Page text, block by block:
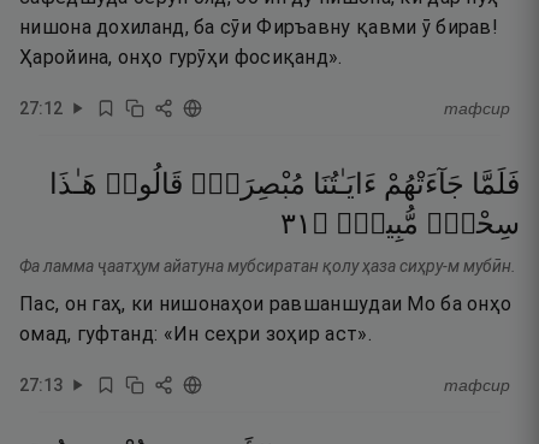
нишона дохиланд, ба сӯи Фиръавну қавми ӯ бирав!
Ҳаройина, онҳо гурӯҳи фосиқанд».
27:12 тафсир
فَلَمَّا جَآءَتْهُمْ ءَايَـٰتُنَا مُبْصِرَةًۭ قَالُوا۟ هَـٰذَا
سِحْرٌۭ مُّبِينٌۭ ۝ ١٣
Фа ламма ҷаатҳум айатуна мубсиратан қолу ҳаза сиҳру-м мубӣн.
Пас, он гаҳ, ки нишонаҳои равшаншудаи Мо ба онҳо
омад, гуфтанд: «Ин сеҳри зоҳир аст».
27:13 тафсир